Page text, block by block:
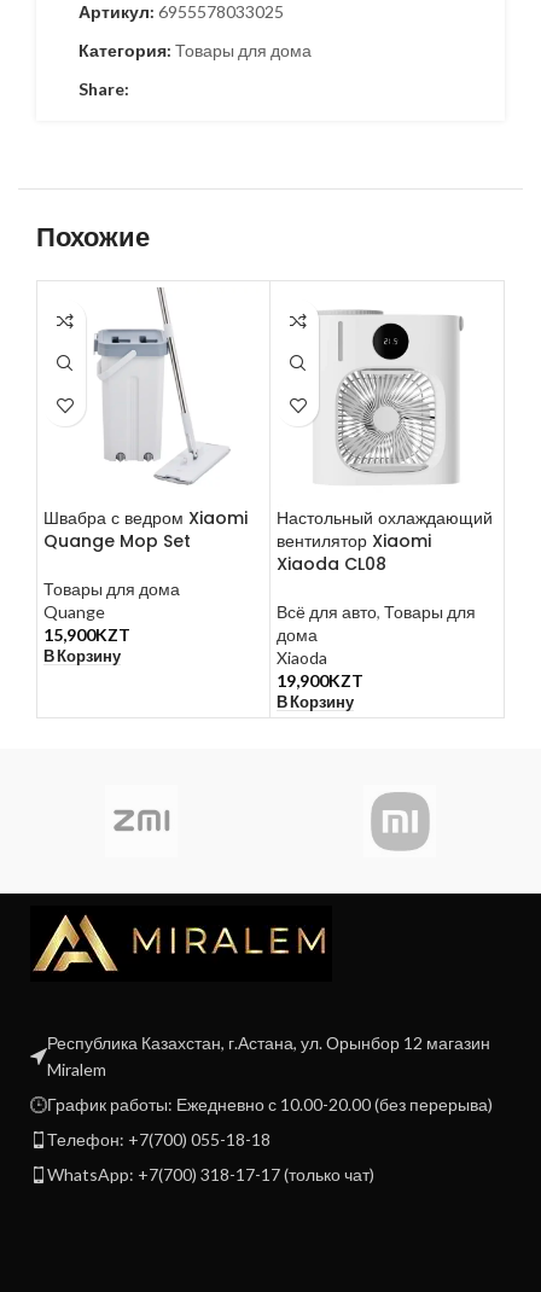
Артикул: 6955578033025
Категория: Товары для дома
Share:
Похожие
Швабра с ведром Xiaomi
Quange Mop Set
Товары для дома
Quange
15,900KZT
В Корзину
Настольный охлаждающий
вентилятор Xiaomi
Xiaoda CL08
Всё для авто, Товары для
дома
Xiaoda
19,900KZT
В Корзину
Республика Казахстан, г.Астана, ул. Орынбор 12 магазин
Miralem
График работы: Ежедневно с 10.00-20.00 (без перерыва)
Телефон: +7(700) 055-18-18
WhatsApp: +7(700) 318-17-17 (только чат)